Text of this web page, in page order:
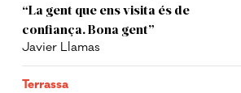
“La gent que ens visita és de
confiança. Bona gent”
Javier Llamas
Terrassa